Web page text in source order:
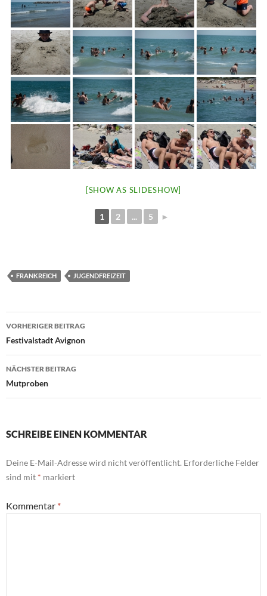
[SHOW AS SLIDESHOW]
1 2 ... 5 ►
FRANKREICH JUGENDFREIZEIT
Beitragsnavigation
VORHERIGER BEITRAG
Festivalstadt Avignon
NÄCHSTER BEITRAG
Mutproben
SCHREIBE EINEN KOMMENTAR
Deine E-Mail-Adresse wird nicht veröffentlicht. Erforderliche Felder
sind mit * markiert
Kommentar *